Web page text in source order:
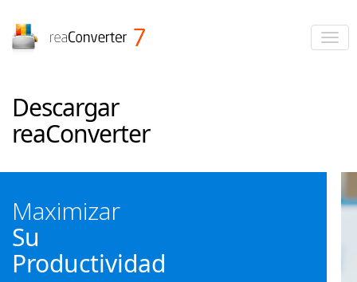
Descargar
reaConverter
Maximizar
Su
Productividad